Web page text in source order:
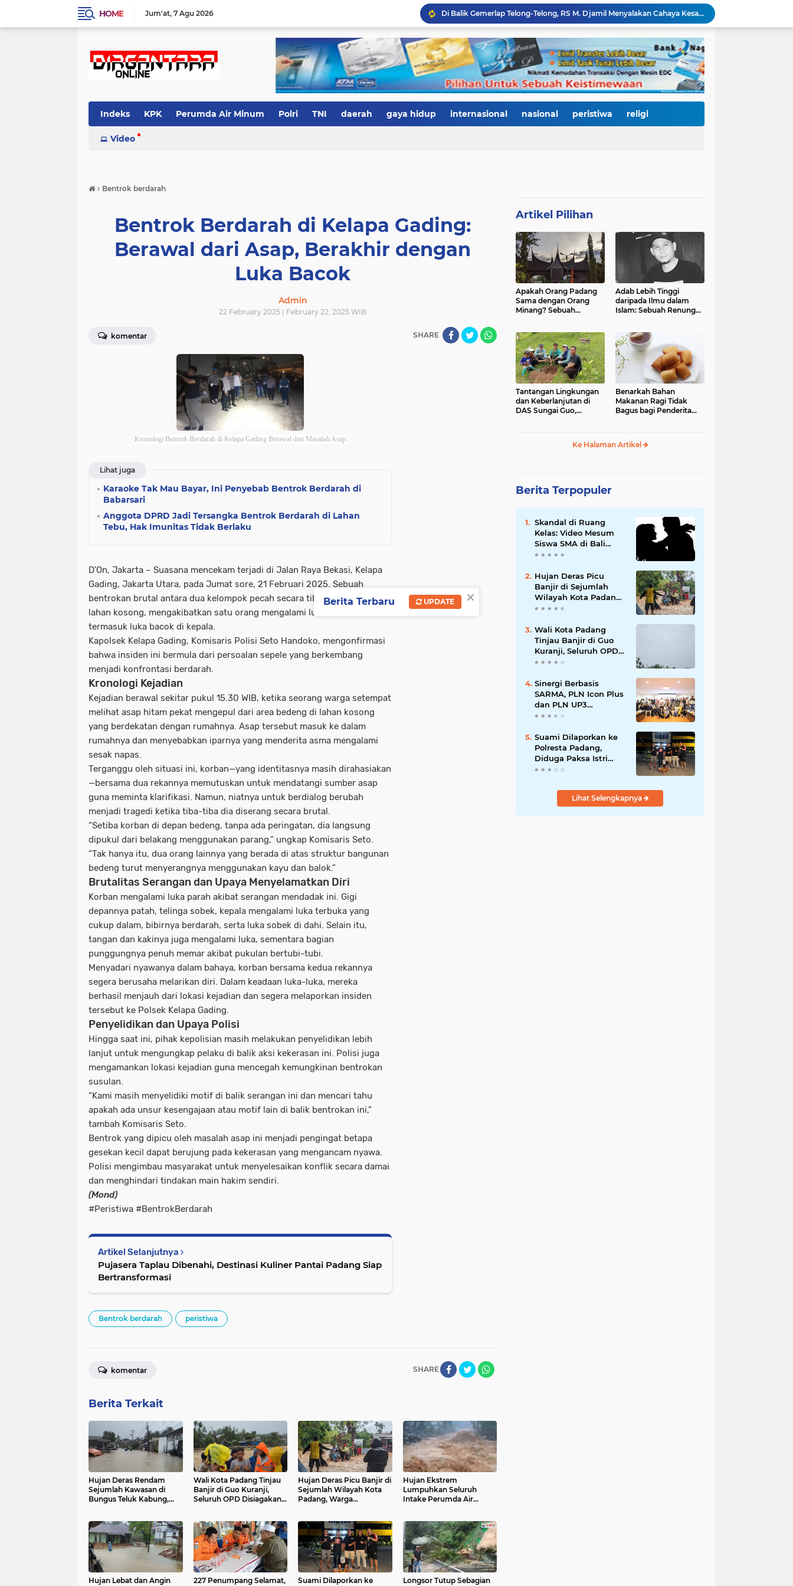
HOME Jum'at 7 Agu 2026
Di Balik Gemerlap Telong-Telong, RS M. Djamil Menyalakan Cahaya Kesadaran Kesehatan untuk Warga Padang
Pascabanjir, PUPR Kota Padang Gerak Cepat Pulihkan Irigasi Pertanian di Kuranji dan Pauh, Pasokan Air Sawah Jadi Prioritas
Padang Utara Tampilkan Kearifan Lokal di Festival Telong-Telong, Tradisi Malamang dan Potensi Seafood Curi Perhatian Ribuan Pengunjung
HJK Padang ke-357 Berubah Jadi Gerakan Kemanusiaan, Pemko Hadirkan "Road to Gastronomy Charity" untuk Bantu Korban Banjir
Dua Perwira Polresta Banda Aceh Dikabarkan Diamankan Mabes Polri, Dugaan Narkoba hingga Penyalahgunaan Wewenang Masih Menunggu Kepastian
Kurnia Nugraha Raih Indonesia Public Relations Top Leader 2026, Bukti Komitmen JNE Bangun Bisnis Berkelanjutan Lewat Komunikasi Berdampak
International Symposium Kota Tua Padang Gaungkan Kolaborasi Dunia, Fadly Amran Ajak Selamatkan Batang Arau dan Wujudkan Pariwisata Berkelanjutan
Indeks KPK Perumda Air Minum Polri TNI daerah gaya hidup internasional nasional peristiwa religi
Video
› Bentrok berdarah
Bentrok Berdarah di Kelapa Gading:
Berawal dari Asap, Berakhir dengan
Luka Bacok
Admin
22 February 2025 | February 22, 2025 WIB
komentar SHARE
Kronologi Bentrok Berdarah di Kelapa Gading Berawal dari Masalah Asap
Lihat juga
Karaoke Tak Mau Bayar, Ini Penyebab Bentrok Berdarah di
Babarsari
Anggota DPRD Jadi Tersangka Bentrok Berdarah di Lahan
Tebu, Hak Imunitas Tidak Berlaku
D'On, Jakarta – Suasana mencekam terjadi di Jalan Raya Bekasi, Kelapa
Gading, Jakarta Utara, pada Jumat sore, 21 Februari 2025. Sebuah
bentrokan brutal antara dua kelompok pecah secara tiba-tiba di sebuah
lahan kosong, mengakibatkan satu orang mengalami luka serius,
termasuk luka bacok di kepala.
Kapolsek Kelapa Gading, Komisaris Polisi Seto Handoko, mengonfirmasi
bahwa insiden ini bermula dari persoalan sepele yang berkembang
menjadi konfrontasi berdarah.
Kronologi Kejadian
Kejadian berawal sekitar pukul 15.30 WIB, ketika seorang warga setempat
melihat asap hitam pekat mengepul dari area bedeng di lahan kosong
yang berdekatan dengan rumahnya. Asap tersebut masuk ke dalam
rumahnya dan menyebabkan iparnya yang menderita asma mengalami
sesak napas.
Terganggu oleh situasi ini, korban—yang identitasnya masih dirahasiakan
—bersama dua rekannya memutuskan untuk mendatangi sumber asap
guna meminta klarifikasi. Namun, niatnya untuk berdialog berubah
menjadi tragedi ketika tiba-tiba dia diserang secara brutal.
“Setiba korban di depan bedeng, tanpa ada peringatan, dia langsung
dipukul dari belakang menggunakan parang,” ungkap Komisaris Seto.
“Tak hanya itu, dua orang lainnya yang berada di atas struktur bangunan
bedeng turut menyerangnya menggunakan kayu dan balok.”
Brutalitas Serangan dan Upaya Menyelamatkan Diri
Korban mengalami luka parah akibat serangan mendadak ini. Gigi
depannya patah, telinga sobek, kepala mengalami luka terbuka yang
cukup dalam, bibirnya berdarah, serta luka sobek di dahi. Selain itu,
tangan dan kakinya juga mengalami luka, sementara bagian
punggungnya penuh memar akibat pukulan bertubi-tubi.
Menyadari nyawanya dalam bahaya, korban bersama kedua rekannya
segera berusaha melarikan diri. Dalam keadaan luka-luka, mereka
berhasil menjauh dari lokasi kejadian dan segera melaporkan insiden
tersebut ke Polsek Kelapa Gading.
Penyelidikan dan Upaya Polisi
Hingga saat ini, pihak kepolisian masih melakukan penyelidikan lebih
lanjut untuk mengungkap pelaku di balik aksi kekerasan ini. Polisi juga
mengamankan lokasi kejadian guna mencegah kemungkinan bentrokan
susulan.
“Kami masih menyelidiki motif di balik serangan ini dan mencari tahu
apakah ada unsur kesengajaan atau motif lain di balik bentrokan ini,”
tambah Komisaris Seto.
Bentrok yang dipicu oleh masalah asap ini menjadi pengingat betapa
gesekan kecil dapat berujung pada kekerasan yang mengancam nyawa.
Polisi mengimbau masyarakat untuk menyelesaikan konflik secara damai
dan menghindari tindakan main hakim sendiri.
(Mond)
#Peristiwa #BentrokBerdarah
Artikel Selanjutnya
Pujasera Taplau Dibenahi, Destinasi Kuliner Pantai Padang Siap
Bertransformasi
Bentrok berdarah peristiwa
SHARE
komentar
Berita Terkait
Hujan Deras Rendam
Sejumlah Kawasan di
Bungus Teluk Kabung,
Wali Kota Padang Tinjau
Banjir di Guo Kuranji,
Seluruh OPD Disiagakan
Hujan Deras Picu Banjir di
Sejumlah Wilayah Kota
Padang, Warga
Hujan Ekstrem
Lumpuhkan Seluruh
Intake Perumda Air
Pelanggan Tampung Air
dan Tetap Waspada
Hujan Lebat dan Angin
227 Penumpang Selamat,
Suami Dilaporkan ke
Longsor Tutup Sebagian
Artikel Pilihan
Apakah Orang Padang
Sama dengan Orang
Minang? Sebuah
Adab Lebih Tinggi
daripada Ilmu dalam
Islam: Sebuah Renungan
Tantangan Lingkungan
dan Keberlanjutan di
DAS Sungai Guo,
Benarkah Bahan
Makanan Ragi Tidak
Bagus bagi Penderita
Ke Halaman Artikel
Berita Terpopuler
Skandal di Ruang
Kelas: Video Mesum
Siswa SMA di Bali
Viral, Hukuman dan
Mengikuti
Hujan Deras Picu
Banjir di Sejumlah
Wilayah Kota Padang,
Warga Dievakuasi dan
Banjir Susulan
Wali Kota Padang
Tinjau Banjir di Guo
Kuranji, Seluruh OPD
Disiagakan dan
Dipercepat
Sinergi Berbasis
SARMA, PLN Icon Plus
dan PLN UP3
Tanjungpinang
Strategis
Suami Dilaporkan ke
Polresta Padang,
Diduga Paksa Istri
Layani Pria Lain
Lihat Selengkapnya
×
Berita Terbaru UPDATE